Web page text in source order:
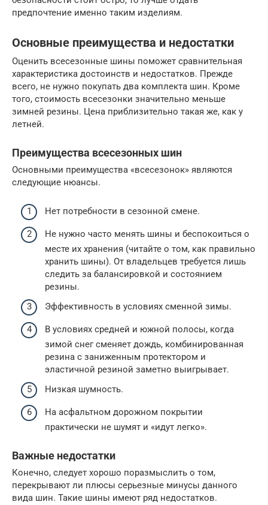
предпочтение именно таким изделиям.
Основные преимущества и недостатки
Оценить всесезонные шины поможет сравнительная
характеристика достоинств и недостатков. Прежде
всего, не нужно покупать два комплекта шин. Кроме
того, стоимость всесезонки значительно меньше
зимней резины. Цена приблизительно такая же, как у
летней.
Преимущества всесезонных шин
Основными преимущества «всесезонок» являются
следующие нюансы.
Нет потребности в сезонной смене.
Не нужно часто менять шины и беспокоиться о
месте их хранения (читайте о том, как правильно
хранить шины). От владельцев требуется лишь
следить за балансировкой и состоянием
резины.
Эффективность в условиях сменной зимы.
В условиях средней и южной полосы, когда
зимой снег сменяет дождь, комбинированная
резина с заниженным протектором и
эластичной резиной заметно выигрывает.
Низкая шумность.
На асфальтном дорожном покрытии
практически не шумят и «идут легко».
Важные недостатки
Конечно, следует хорошо поразмыслить о том,
перекрывают ли плюсы серьезные минусы данного
вида шин. Такие шины имеют ряд недостатков.